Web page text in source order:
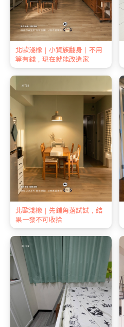
北歐淺橡｜小資族翻身｜不用
等有錢，現在就能改造家
北歐淺橡｜先鋪角落試試，結
果一發不可收拾